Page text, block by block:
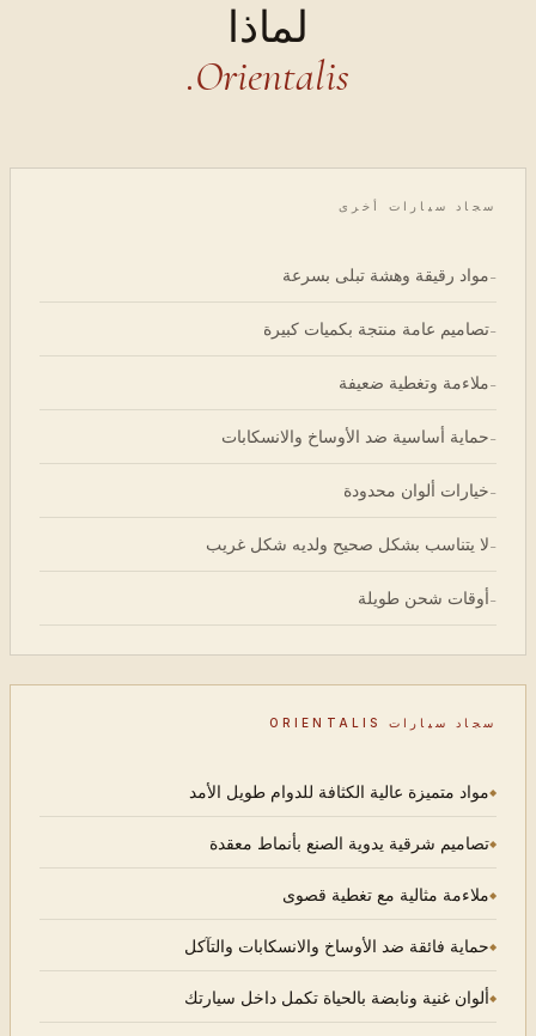
لماذا
Orientalis.
سجاد سيارات أخرى
مواد رقيقة وهشة تبلى بسرعة
تصاميم عامة منتجة بكميات كبيرة
ملاءمة وتغطية ضعيفة
حماية أساسية ضد الأوساخ والانسكابات
خيارات ألوان محدودة
لا يتناسب بشكل صحيح ولديه شكل غريب
أوقات شحن طويلة
سجاد سيارات ORIENTALIS
مواد متميزة عالية الكثافة للدوام طويل الأمد
تصاميم شرقية يدوية الصنع بأنماط معقدة
ملاءمة مثالية مع تغطية قصوى
حماية فائقة ضد الأوساخ والانسكابات والتآكل
ألوان غنية ونابضة بالحياة تكمل داخل سيارتك